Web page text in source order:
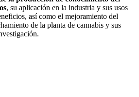
, su aplicación en la industria y sus usos
así como el mejoramiento del
de la planta de cannabis y sus